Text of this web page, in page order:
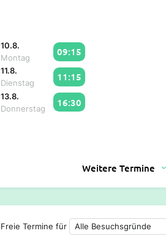
10.8.
Montag
09:15
11.8.
Dienstag
11:15
13.8.
Donnerstag
16:30
Weitere Termine
Freie Termine für